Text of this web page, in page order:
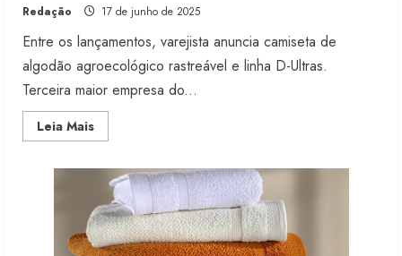
Redação 17 de junho de 2025
Entre os lançamentos, varejista anuncia camiseta de
algodão agroecológico rastreável e linha D-Ultras.
Terceira maior empresa do...
Leia MaisRead
more
amplia
portfólio
com
fibras
têxteis
inovadoras